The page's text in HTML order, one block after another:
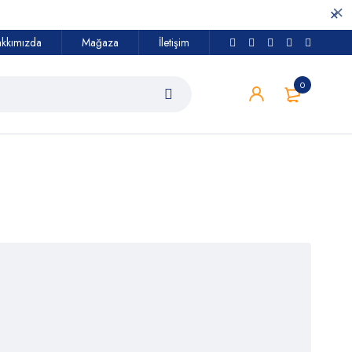
Mağaza İletişim
0